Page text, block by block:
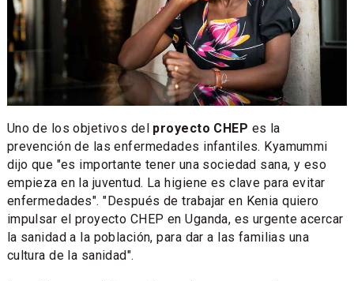
Uno de los objetivos del proyecto CHEP es la
prevención de las enfermedades infantiles. Kyamummi
dijo que "es importante tener una sociedad sana, y eso
empieza en la juventud. La higiene es clave para evitar
enfermedades". "Después de trabajar en Kenia quiero
impulsar el proyecto CHEP en Uganda, es urgente acercar
la sanidad a la población, para dar a las familias una
cultura de la sanidad".